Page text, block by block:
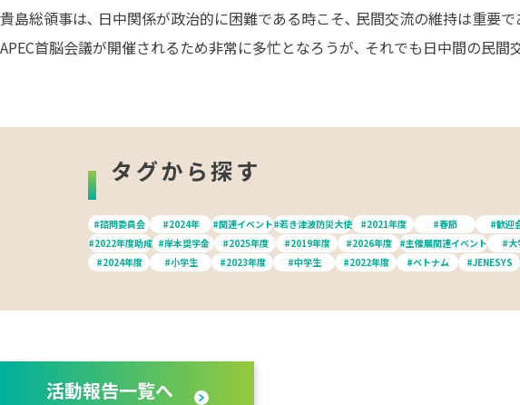
貴島総領事は､ 日中関係が政治的に困難である時こそ､ 民間交流の維持は重要
APEC首脳会議が開催されるため非常に多忙となろうが､ それでも日中間の民
タグから探す
#諮問委員会 #2024年 #関連イベント#若き津波防災大使 #2021年度 #春節 #歓迎
#2022年度助成 #岸本奨学金 #2025年度 #2019年度 #2026年度 #主催展関連イベント #大
#2024年度
#小学生 #2023年度 #中学生 #2022年度 #ベトナム #JENESYS
活動報告一覧へ